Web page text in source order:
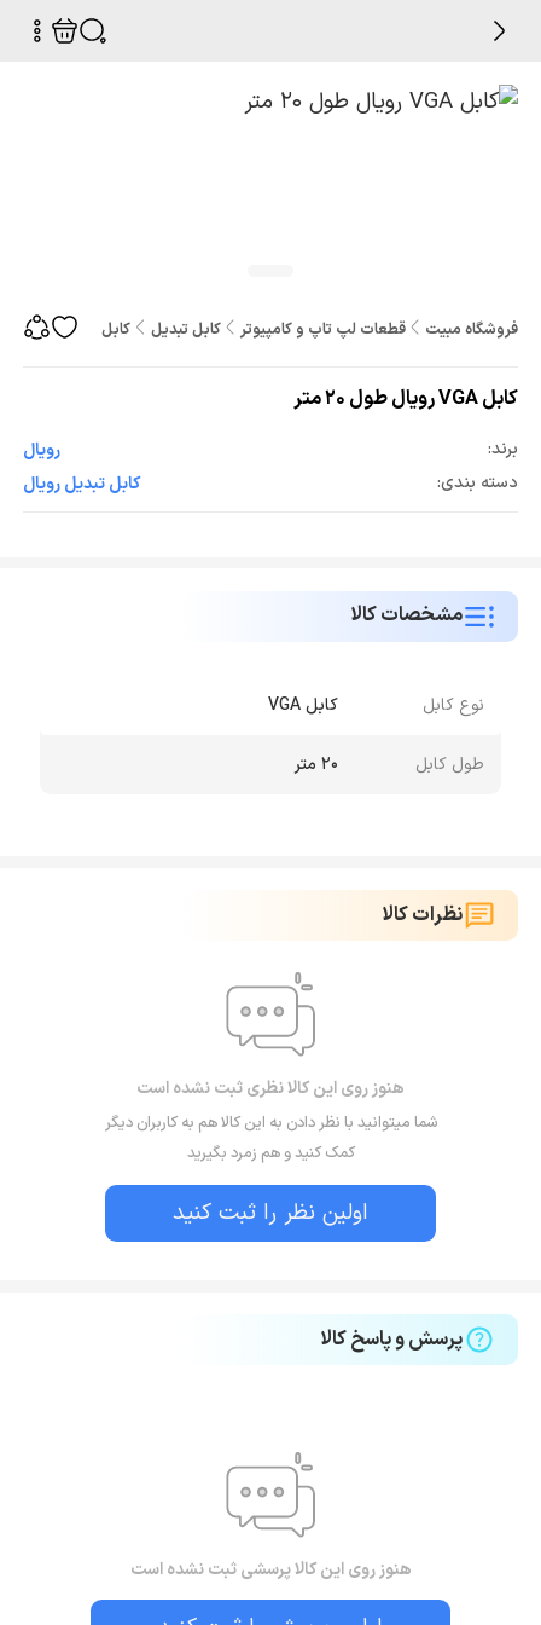
فروشگاه مبیت قطعات لپ تاپ و کامپیوتر کابل تبدیل کابل VGA رویال طول 20 متر
کابل VGA رویال طول 20 متر
برند:
رویال
دسته بندی:
کابل تبدیل رویال
مشخصات کالا
نوع کابل کابل VGA
طول کابل 20 متر
نظرات کالا
هنوز روی این کالا نظری ثبت نشده است
شما میتوانید با نظر دادن به این کالا هم به کاربران دیگر
کمک کنید و هم زمرد بگیرید
اولین نظر را ثبت کنید
پرسش و پاسخ کالا
هنوز روی این کالا پرسشی ثبت نشده است